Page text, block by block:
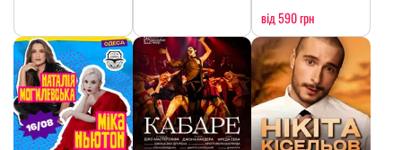
від 590 грн